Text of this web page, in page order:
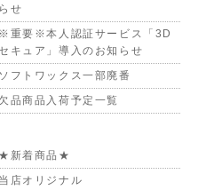
らせ
※重要※本人認証サービス「3D
セキュア」導入のお知らせ
ソフトワックス一部廃番
欠品商品入荷予定一覧
★新着商品★
当店オリジナル